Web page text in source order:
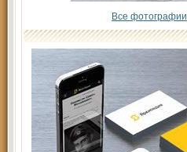
Все фотографии